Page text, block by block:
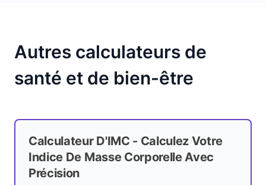
Autres calculateurs de
santé et de bien-être
Calculateur D'IMC - Calculez Votre
Indice De Masse Corporelle Avec
Précision